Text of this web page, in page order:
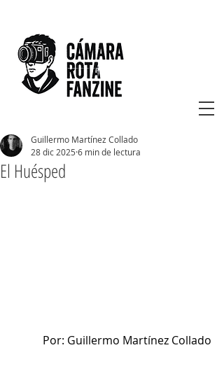
El Huésped
Guillermo Martínez Collado
28 dic 2025 6 min de lectura
Por: Guillermo Martínez Collado